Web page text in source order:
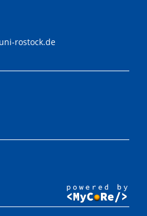
rostock.de